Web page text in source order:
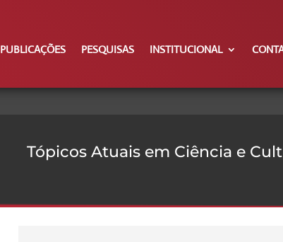
PUBLICAÇÕES PESQUISAS INSTITUCIONAL
Tópicos Atuais em Ciência e